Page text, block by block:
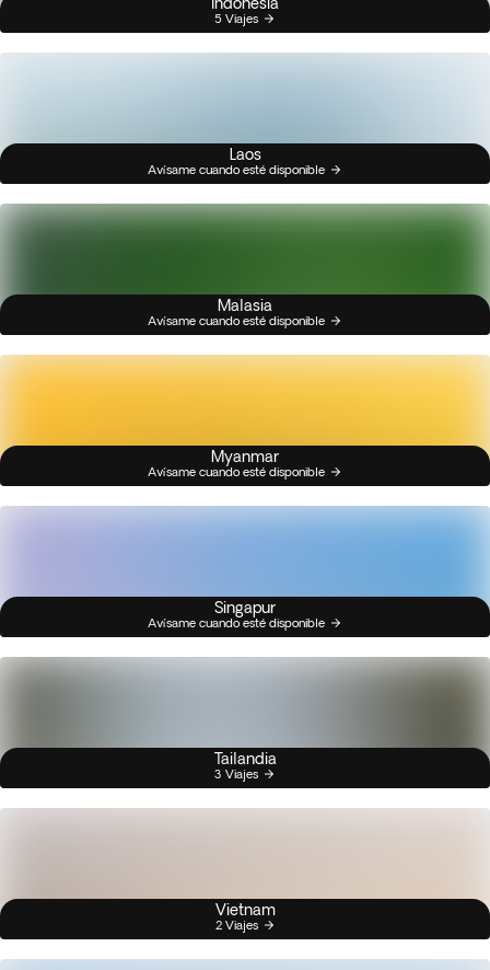
5 Viajes
Laos
Avísame cuando esté disponible
Malasia
Avísame cuando esté disponible
Myanmar
Avísame cuando esté disponible
Singapur
Avísame cuando esté disponible
Tailandia
3 Viajes
Vietnam
2 Viajes